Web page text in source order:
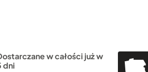
w całości już w
dni